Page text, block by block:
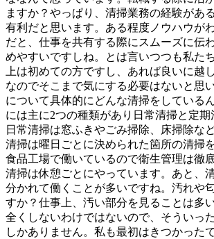
ますか？やっぱり、清掃業務の経験があ
有利だと思います。ある程度ノウハウが
だと、仕事を共有する際にスムーズに伝
めやすいですしね。とは言いつつも私た
上は初めての方ですし、あれば良いに越
なのでそこまで気にする必要はないと思
について具体的にどんな清掃をしている
には主に2つの種類があり日常清掃と定期
日常清掃は窓ふきやごみ掃除、床掃除な
清掃は曜日ごとに決められた箇所の清掃
食品工場で働いているので衛生管理は徹
清掃は休憩ごとにやっています。あと、
分かれて働くことが多いですね。汚れや
すか？仕事上、汚い部分を見ることは多
全くしないわけではないので、そういっ
しかありません。私も最初はきつかった